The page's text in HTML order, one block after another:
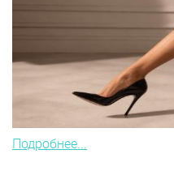
Подробнее...